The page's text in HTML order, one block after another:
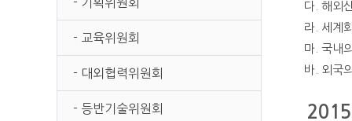
다. 해외
라. 세계
마. 국내
바. 외국
2015
- 교육위원회
- 대외협력위원회
- 등반기술위원회